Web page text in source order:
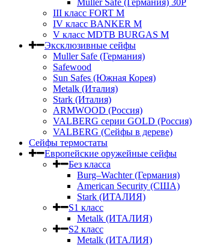
Muller Safe (Германия) 30Р
III класс FORT M
IV класс BANKER M
V класс МDTB BURGAS M
Эксклюзивные сейфы
Muller Safe (Германия)
Safewood
Sun Safes (Южная Корея)
Metalk (Италия)
Stark (Италия)
ARMWOOD (Россия)
VALBERG серии GOLD (Россия)
VALBERG (Сейфы в дереве)
Сейфы термостаты
Европейские оружейные сейфы
Без класса
Burg–Wachter (Германия)
American Security (США)
Stark (ИТАЛИЯ)
S1 класс
Metalk (ИТАЛИЯ)
S2 класс
Metalk (ИТАЛИЯ)